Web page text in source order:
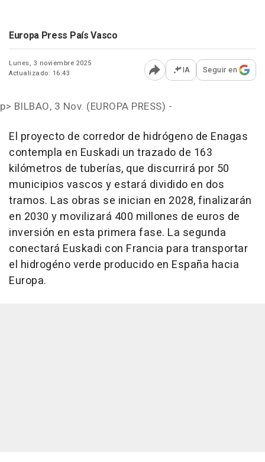
Europa Press País Vasco
Lunes, 3 noviembre 2025
Actualizado: 16:43
Abrir opciones para
IA Seguir en
p> BILBAO, 3 Nov. (EUROPA PRESS) -
El proyecto de corredor de hidrógeno de Enagas
contempla en Euskadi un trazado de 163
kilómetros de tuberías, que discurrirá por 50
municipios vascos y estará dividido en dos
tramos. Las obras se inician en 2028, finalizarán
en 2030 y movilizará 400 millones de euros de
inversión en esta primera fase. La segunda
conectará Euskadi con Francia para transportar
el hidrogéno verde producido en España hacia
Europa.